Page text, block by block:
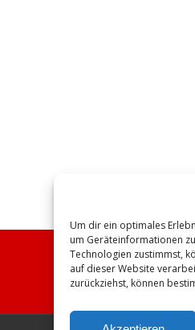
Um dir ein optimales
um Geräteinformationen
Technologien zustimmst,
auf dieser Website
zurückziehst, können